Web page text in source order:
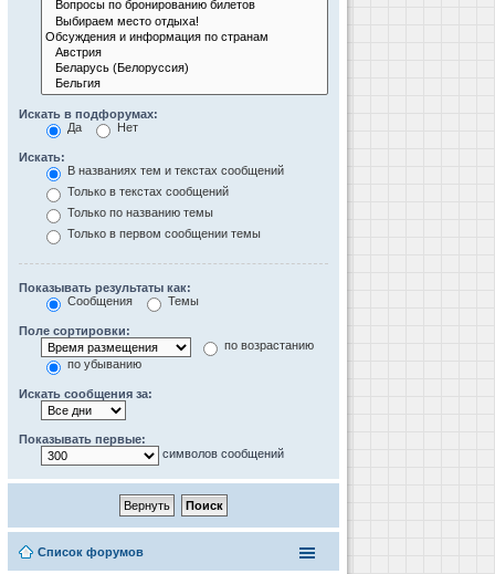
Искать в подфорумах:
Да
Нет
Искать:
В названиях тем и текстах сообщений
Только в текстах сообщений
Только по названию темы
Только в первом сообщении темы
Показывать результаты как:
Сообщения
Темы
Поле сортировки:
по возрастанию
по убыванию
Искать сообщения за:
Показывать первые:
символов сообщений
Список форумов